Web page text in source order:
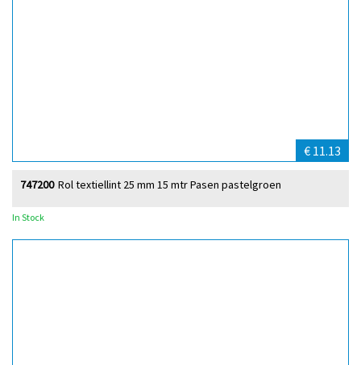
€ 11.13
Rol textiellint 25 mm 15 mtr Pasen pastelgroen
747200
In Stock